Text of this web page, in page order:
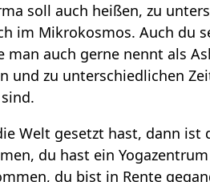
soll auch heißen, zu
im Mikrokosmos. Auch du
man auch gerne nennt als
und zu unterschiedlichen
Welt gesetzt hast, dann
du hast ein
du bist in Rente